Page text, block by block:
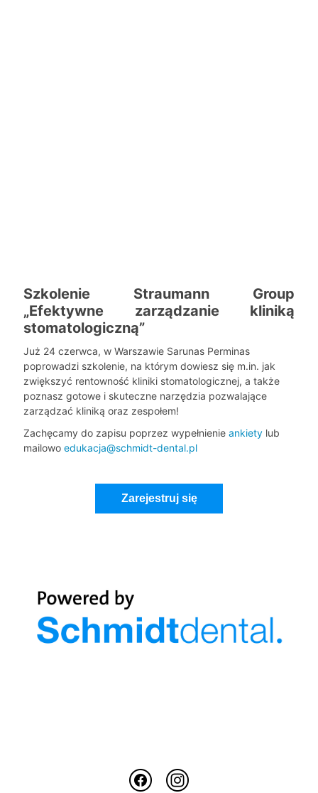
Szkolenie Straumann Group
„Efektywne zarządzanie kliniką
stomatologiczną”
Już 24 czerwca, w Warszawie Sarunas Perminas
poprowadzi szkolenie, na którym dowiesz się m.in. jak
zwiększyć rentowność kliniki stomatologicznej, a także
poznasz gotowe i skuteczne narzędzia pozwalające
zarządzać kliniką oraz zespołem!
Zachęcamy do zapisu poprzez wypełnienie ankiety lub
mailowo edukacja@schmidt-dental.pl
Zarejestruj się